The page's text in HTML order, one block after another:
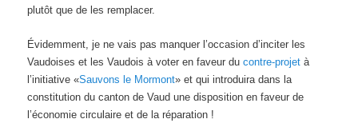
plutôt que de les remplacer.
Évidemment, je ne vais pas manquer l’occasion d’inciter les
Vaudoises et les Vaudois à voter en faveur ducontre-projet à
l’initiative «Sauvons le Mormont» et qui introduira dans la
constitution du canton de Vaud une disposition en faveur de
l’économie circulaire et de la réparation !